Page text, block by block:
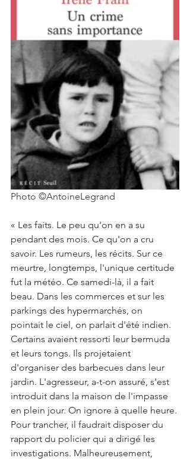
Photo ©AntoineLegrand
« Les faits. Le peu qu'on en a su
pendant des mois. Ce qu'on a cru
savoir. Les rumeurs, les récits. Sur ce
meurtre, longtemps, l'unique certitude
fut la météo. Ce samedi-là, il a fait
beau. Dans les commerces et sur les
parkings des hypermarchés, on
pointait le ciel, on parlait d'été indien.
Certains avaient ressorti leur bermuda
et leurs tongs. Ils projetaient
d'organiser des barbecues dans leur
jardin. L'agresseur, a-t-on assuré, s'est
introduit dans la maison de l'impasse
en plein jour. On ignore à quelle heure.
Pour trancher, il faudrait disposer du
rapport du policier qui a dirigé les
investigations. Malheureusement,